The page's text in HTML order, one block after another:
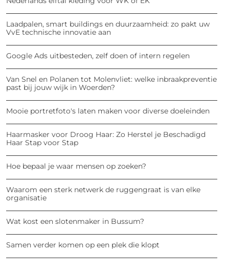
Laadpalen, smart buildings en duurzaamheid: zo pakt uw
VvE technische innovatie aan
Google Ads uitbesteden, zelf doen of intern regelen
Van Snel en Polanen tot Molenvliet: welke inbraakpreventie
past bij jouw wijk in Woerden?
Mooie portretfoto's laten maken voor diverse doeleinden
Haarmasker voor Droog Haar: Zo Herstel je Beschadigd
Haar Stap voor Stap
Hoe bepaal je waar mensen op zoeken?
Waarom een sterk netwerk de ruggengraat is van elke
organisatie
Wat kost een slotenmaker in Bussum?
Samen verder komen op een plek die klopt